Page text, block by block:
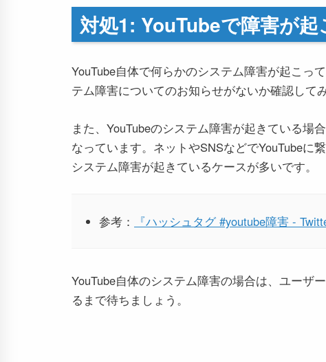
対処1: YouTubeで障害が
YouTube自体で何らかのシステム障害が起こっ
テム障害についてのお知らせがないか確認して
また、YouTubeのシステム障害が起きている場
なっています。ネットやSNSなどでYouTubeに
システム障害が起きているケースが多いです。
参考： 『ハッシュタグ #youtube障害 -
YouTube自体のシステム障害の場合は、ユーザ
るまで待ちましょう。